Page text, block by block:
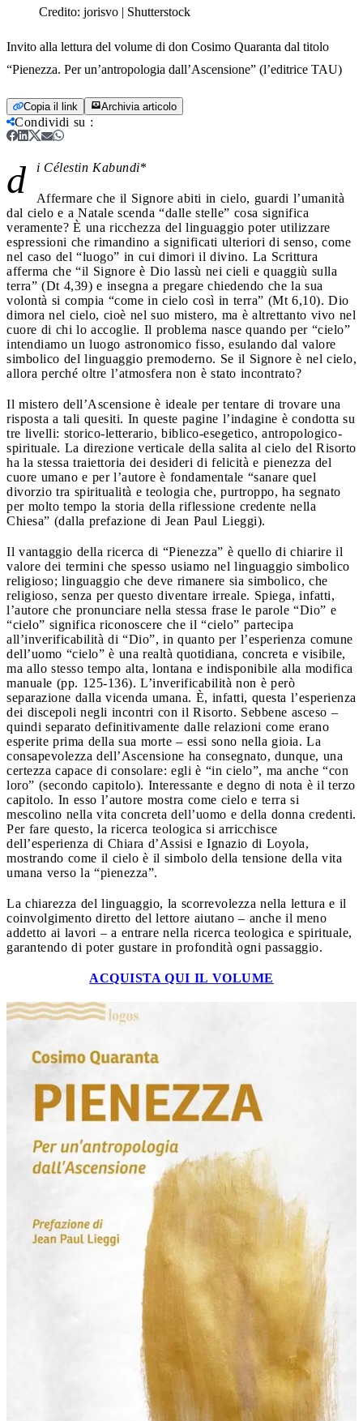
Credito: jorisvo | Shutterstock
Invito alla lettura del volume di don Cosimo Quaranta dal titolo
“Pienezza. Per un’antropologia dall’Ascensione” (l’editrice TAU)
Copia il link Archivia articolo
Condividi su :
d i Célestin Kabundi*
Affermare che il Signore abiti in cielo, guardi l’umanità
dal cielo e a Natale scenda “dalle stelle” cosa significa
veramente? È una ricchezza del linguaggio poter utilizzare
espressioni che rimandino a significati ulteriori di senso, come
nel caso del “luogo” in cui dimori il divino. La Scrittura
afferma che “il Signore è Dio lassù nei cieli e quaggiù sulla
terra” (Dt 4,39) e insegna a pregare chiedendo che la sua
volontà si compia “come in cielo così in terra” (Mt 6,10). Dio
dimora nel cielo, cioè nel suo mistero, ma è altrettanto vivo nel
cuore di chi lo accoglie. Il problema nasce quando per “cielo”
intendiamo un luogo astronomico fisso, esulando dal valore
simbolico del linguaggio premoderno. Se il Signore è nel cielo,
allora perché oltre l’atmosfera non è stato incontrato?
Il mistero dell’Ascensione è ideale per tentare di trovare una
risposta a tali quesiti. In queste pagine l’indagine è condotta su
tre livelli: storico-letterario, biblico-esegetico, antropologico-
spirituale. La direzione verticale della salita al cielo del Risorto
ha la stessa traiettoria dei desideri di felicità e pienezza del
cuore umano e per l’autore è fondamentale “sanare quel
divorzio tra spiritualità e teologia che, purtroppo, ha segnato
per molto tempo la storia della riflessione credente nella
Chiesa” (dalla prefazione di Jean Paul Lieggi).
Il vantaggio della ricerca di “Pienezza” è quello di chiarire il
valore dei termini che spesso usiamo nel linguaggio simbolico
religioso; linguaggio che deve rimanere sia simbolico, che
religioso, senza per questo diventare irreale. Spiega, infatti,
l’autore che pronunciare nella stessa frase le parole “Dio” e
“cielo” significa riconoscere che il “cielo” partecipa
all’inverificabilità di “Dio”, in quanto per l’esperienza comune
dell’uomo “cielo” è una realtà quotidiana, concreta e visibile,
ma allo stesso tempo alta, lontana e indisponibile alla modifica
manuale (pp. 125-136). L’inverificabilità non è però
separazione dalla vicenda umana. È, infatti, questa l’esperienza
dei discepoli negli incontri con il Risorto. Sebbene asceso –
quindi separato definitivamente dalle relazioni come erano
esperite prima della sua morte – essi sono nella gioia. La
consapevolezza dell’Ascensione ha consegnato, dunque, una
certezza capace di consolare: egli è “in cielo”, ma anche “con
loro” (secondo capitolo). Interessante e degno di nota è il terzo
capitolo. In esso l’autore mostra come cielo e terra si
mescolino nella vita concreta dell’uomo e della donna credenti.
Per fare questo, la ricerca teologica si arricchisce
dell’esperienza di Chiara d’Assisi e Ignazio di Loyola,
mostrando come il cielo è il simbolo della tensione della vita
umana verso la “pienezza”.
La chiarezza del linguaggio, la scorrevolezza nella lettura e il
coinvolgimento diretto del lettore aiutano – anche il meno
addetto ai lavori – a entrare nella ricerca teologica e spirituale,
garantendo di poter gustare in profondità ogni passaggio.
ACQUISTA QUI IL VOLUME